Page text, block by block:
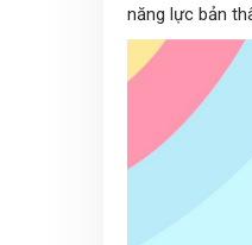
năng lực bản